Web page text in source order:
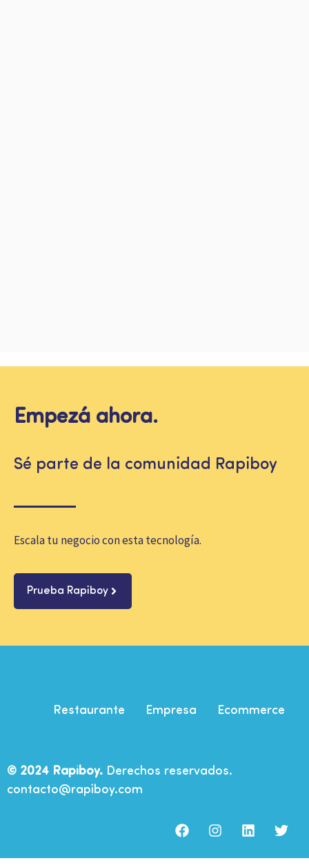
Empezá ahora.
Sé parte de la comunidad Rapiboy
Escala tu negocio con esta tecnología.
Prueba Rapiboy
Restaurante Empresa Ecommerce
© 2024 Rapiboy. Derechos reservados.
contacto@rapiboy.com